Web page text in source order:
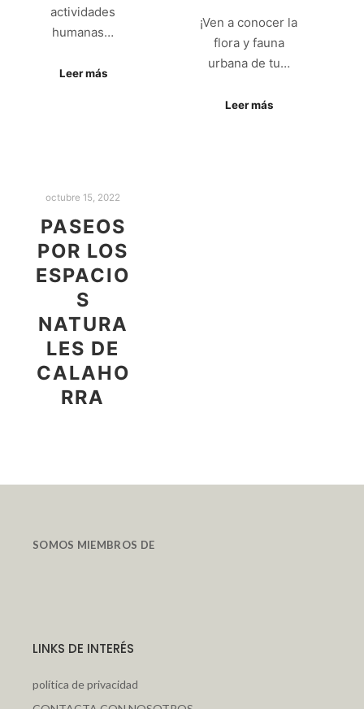
actividades
humanas…
Leer más
¡Ven a conocer la
flora y fauna
urbana de tu…
Leer más
octubre 15, 2022
PASEOS
POR LOS
ESPACIO
S
NATURA
LES DE
CALAHO
RRA
SOMOS MIEMBROS DE
LINKS DE INTERÉS
política de privacidad